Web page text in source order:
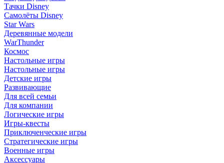
Тачки Disney
Самолёты Disney
Star Wars
Деревянные модели
WarThunder
Космос
Настольные игры
Настольные игры
Детские игры
Развивающие
Для всей семьи
Для компании
Логические игры
Игры-квесты
Приключенческие игры
Стратегические игры
Военные игры
Аксессуары